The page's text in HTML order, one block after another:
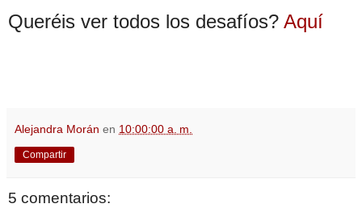
Queréis ver todos los desafíos? Aquí
Alejandra Morán en 10:00:00 a. m.
Compartir
5 comentarios: